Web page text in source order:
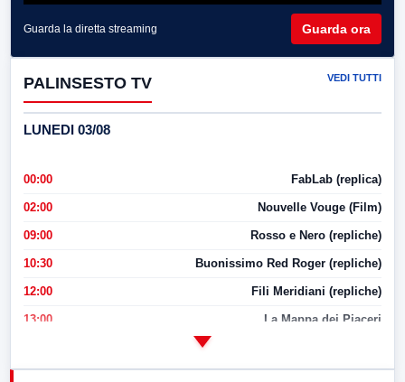
Guarda la diretta streaming Guarda ora
PALINSESTO TV VEDI TUTTI
LUNEDI 03/08
00:00 FabLab (replica)
02:00 Nouvelle Vouge (Film)
09:00 Rosso e Nero (repliche)
10:30 Buonissimo Red Roger (repliche)
12:00 Fili Meridiani (repliche)
13:00 La Mappa dei Piaceri